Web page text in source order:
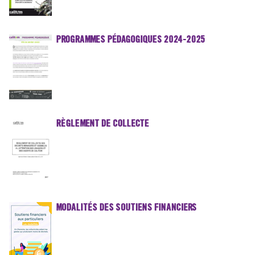
PROGRAMMES PÉDAGOGIQUES 2024-2025
RÈGLEMENT DE COLLECTE
MODALITÉS DES SOUTIENS FINANCIERS